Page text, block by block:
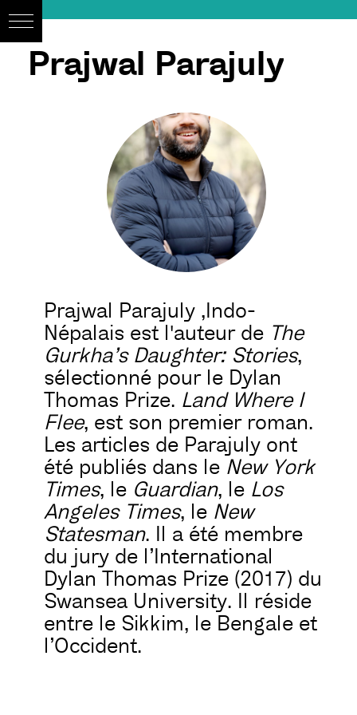
Prajwal Parajuly
Prajwal Parajuly ,Indo-
Népalais est l'auteur de The
Gurkha’s Daughter: Stories,
sélectionné pour le Dylan
Thomas Prize. Land Where I
Flee, est son premier roman.
Les articles de Parajuly ont
été publiés dans le New York
Times, le Guardian, le Los
Angeles Times, le New
Statesman. Il a été membre
du jury de l’International
Dylan Thomas Prize (2017) du
Swansea University. Il réside
entre le Sikkim, le Bengale et
l’Occident.